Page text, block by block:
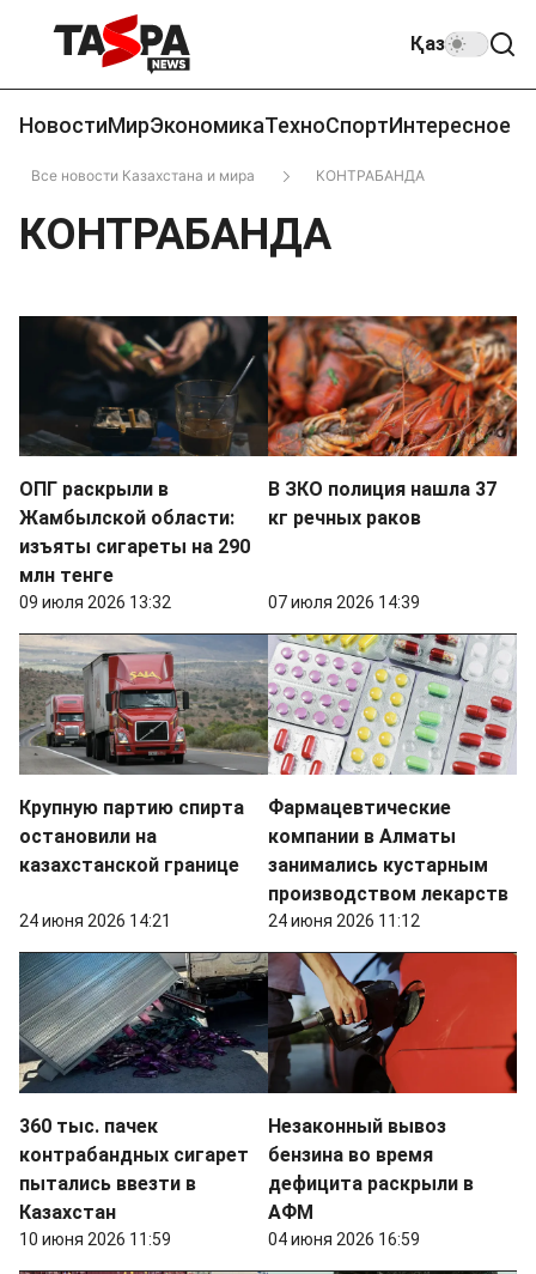
Қаз
НовостиМирЭкономикаТехноСпортИнтересное
Все новости Казахстана и мира КОНТРАБАНДА
КОНТРАБАНДА
ОПГ раскрыли в
Жамбылской области:
изъяты сигареты на 290
млн тенге
09 июля 2026 13:32
В ЗКО полиция нашла 37
кг речных раков
07 июля 2026 14:39
Крупную партию спирта
остановили на
казахстанской границе
24 июня 2026 14:21
Фармацевтические
компании в Алматы
занимались кустарным
производством лекарств
24 июня 2026 11:12
360 тыс. пачек
контрабандных сигарет
пытались ввезти в
Казахстан
10 июня 2026 11:59
Незаконный вывоз
бензина во время
дефицита раскрыли в
АФМ
04 июня 2026 16:59